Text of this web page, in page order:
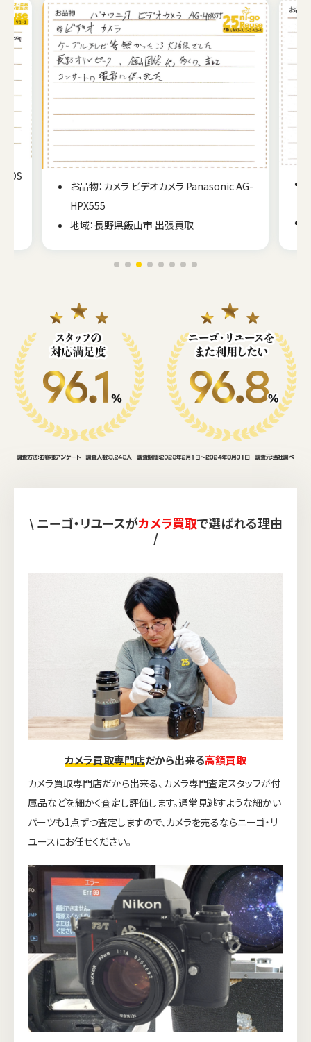
EOS
お品物：カメラ ビデオカメラ Panasonic AG-
HPX555
地域：長野県飯山市 出張買取
\ ニーゴ・リユースがカメラ買取で選ばれる理由
/
カメラ買取専門店だから出来る高額買取
カメラ買取専門店だから出来る、カメラ専門査定スタッフが付
属品などを細かく査定し評価します。通常見逃すような細かい
パーツも1点ずつ査定しますので、カメラを売るならニーゴ・リ
ユースにお任せください。